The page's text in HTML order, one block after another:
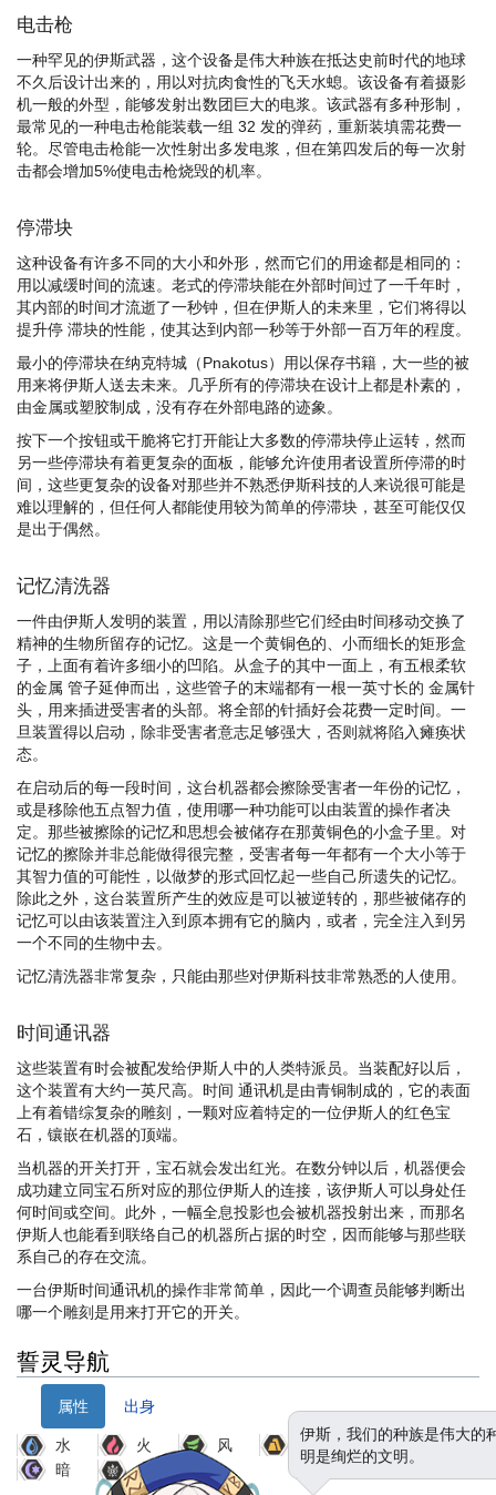
电击枪
一种罕见的伊斯武器，这个设备是伟大种族在抵达史前时代的地球
不久后设计出来的，用以对抗肉食性的飞天水螅。该设备有着摄影
机一般的外型，能够发射出数团巨大的电浆。该武器有多种形制，
最常见的一种电击枪能装载一组 32 发的弹药，重新装填需花费一
轮。尽管电击枪能一次性射出多发电浆，但在第四发后的每一次射
击都会增加5%使电击枪烧毁的机率。
停滞块
这种设备有许多不同的大小和外形，然而它们的用途都是相同的：
用以减缓时间的流速。老式的停滞块能在外部时间过了一千年时，
其内部的时间才流逝了一秒钟，但在伊斯人的未来里，它们将得以
提升停 滞块的性能，使其达到内部一秒等于外部一百万年的程度。
最小的停滞块在纳克特城（Pnakotus）用以保存书籍，大一些的被
用来将伊斯人送去未来。几乎所有的停滞块在设计上都是朴素的，
由金属或塑胶制成，没有存在外部电路的迹象。
按下一个按钮或干脆将它打开能让大多数的停滞块停止运转，然而
另一些停滞块有着更复杂的面板，能够允许使用者设置所停滞的时
间，这些更复杂的设备对那些并不熟悉伊斯科技的人来说很可能是
难以理解的，但任何人都能使用较为简单的停滞块，甚至可能仅仅
是出于偶然。
记忆清洗器
一件由伊斯人发明的装置，用以清除那些它们经由时间移动交换了
精神的生物所留存的记忆。这是一个黄铜色的、小而细长的矩形盒
子，上面有着许多细小的凹陷。从盒子的其中一面上，有五根柔软
的金属 管子延伸而出，这些管子的末端都有一根一英寸长的 金属针
头，用来插进受害者的头部。将全部的针插好会花费一定时间。一
旦装置得以启动，除非受害者意志足够强大，否则就将陷入瘫痪状
态。
在启动后的每一段时间，这台机器都会擦除受害者一年份的记忆，
或是移除他五点智力值，使用哪一种功能可以由装置的操作者决
定。那些被擦除的记忆和思想会被储存在那黄铜色的小盒子里。对
记忆的擦除并非总能做得很完整，受害者每一年都有一个大小等于
其智力值的可能性，以做梦的形式回忆起一些自己所遗失的记忆。
除此之外，这台装置所产生的效应是可以被逆转的，那些被储存的
记忆可以由该装置注入到原本拥有它的脑内，或者，完全注入到另
一个不同的生物中去。
记忆清洗器非常复杂，只能由那些对伊斯科技非常熟悉的人使用。
时间通讯器
这些装置有时会被配发给伊斯人中的人类特派员。当装配好以后，
这个装置有大约一英尺高。时间 通讯机是由青铜制成的，它的表面
上有着错综复杂的雕刻，一颗对应着特定的一位伊斯人的红色宝
石，镶嵌在机器的顶端。
当机器的开关打开，宝石就会发出红光。在数分钟以后，机器便会
成功建立同宝石所对应的那位伊斯人的连接，该伊斯人可以身处任
何时间或空间。此外，一幅全息投影也会被机器投射出来，而那名
伊斯人也能看到联络自己的机器所占据的时空，因而能够与那些联
系自己的存在交流。
一台伊斯时间通讯机的操作非常简单，因此一个调查员能够判断出
哪一个雕刻是用来打开它的开关。
誓灵导航
属性 出身
水 火 风 土
光
暗
虚无
伊斯，我们的种族是伟大的
明是绚烂的文明。